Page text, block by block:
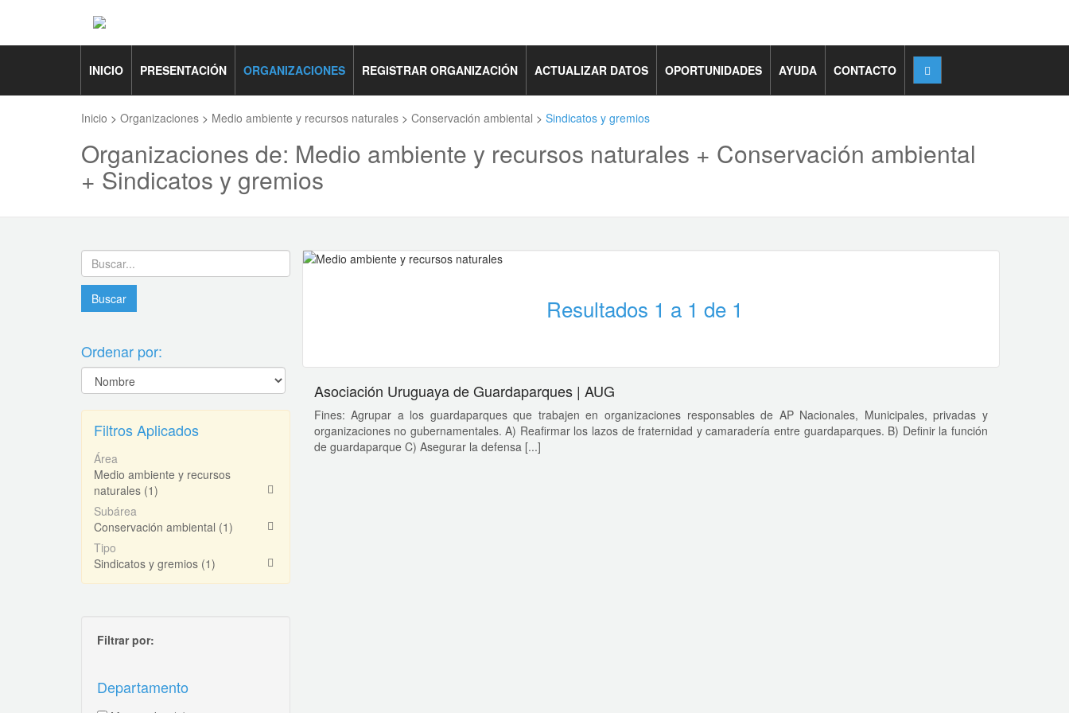
INICIO PRESENTACIÓN ORGANIZACIONES REGISTRAR ORGANIZACIÓN ACTUALIZAR DATOS OPORTUNIDADES AYUDA CONTACTO
Inicio > Organizaciones > Medio ambiente y recursos naturales > Conservación ambiental > Sindicatos y gremios
Organizaciones de: Medio ambiente y recursos naturales + Conservación ambiental
+ Sindicatos y gremios
Ordenar por:
Filtros Aplicados
Área
Medio ambiente y recursos
naturales (1)
Subárea
Conservación ambiental (1)
Tipo
Sindicatos y gremios (1)
Filtrar por:
Departamento
Resultados 1 a 1 de 1
Asociación Uruguaya de Guardaparques | AUG
Fines: Agrupar a los guardaparques que trabajen en organizaciones responsables de AP Nacionales, Municipales, privadas y
organizaciones no gubernamentales. A) Reafirmar los lazos de fraternidad y camaradería entre guardaparques. B) Definir la función
de guardaparque C) Asegurar la defensa [...]